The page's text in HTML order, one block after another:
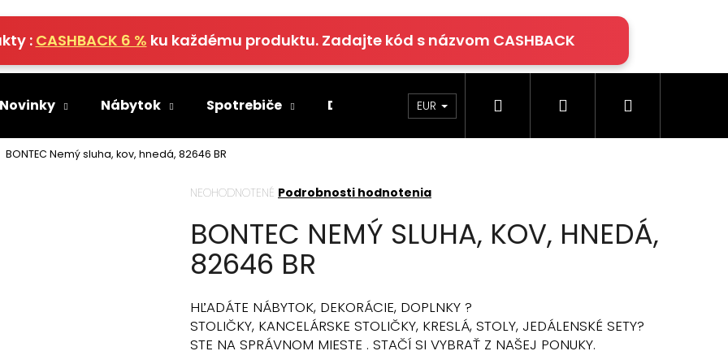
: CASHBACK 6 % ku každému produktu. Zadajte kód s názvom CASHBACK
Nábytok Spotrebiče Dekorácie Klimatizácia Podlahy Egger
EUR Hľadať PrihlásenieNákupný
BONTEC Nemý sluha, kov, hnedá, 82646 BR
Priemerné
produktu
je
0,0
z
hviezdičiek.
NEOHODNOTENÉ Podrobnosti hodnotenia
BONTEC NEMÝ SLUHA, KOV, HNEDÁ,
82646 BR
HĽADÁTE NÁBYTOK, DEKORÁCIE, DOPLNKY ?
STOLIČKY, KANCELÁRSKE STOLIČKY, KRESLÁ, STOLY, JEDÁLENSKÉ SETY?
STE NA SPRÁVNOM MIESTE . STAČÍ SI VYBRAŤ Z NAŠEJ PONUKY.